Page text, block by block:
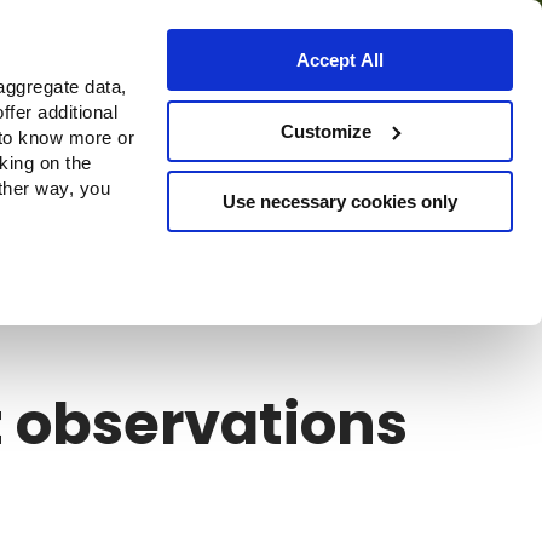
data,
additional
know more or
on the
way, you
Accept All
Customize
Use necessary cookies only
Où acheter